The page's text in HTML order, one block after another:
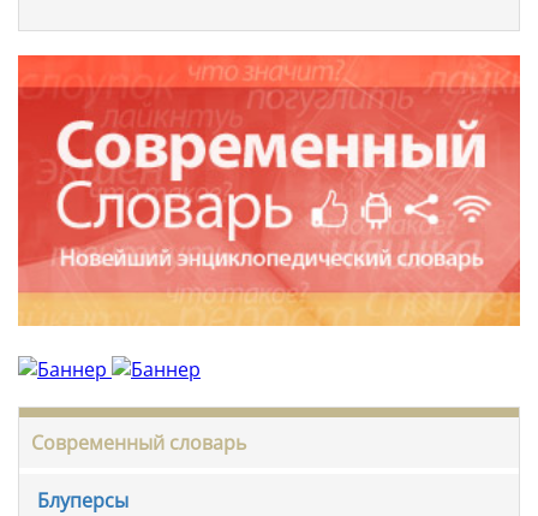
Современный словарь
Блуперсы